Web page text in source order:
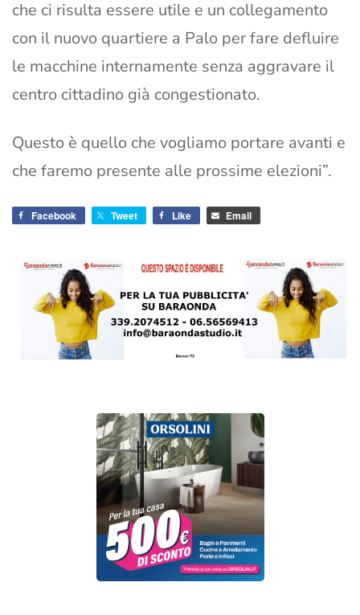
che ci risulta essere utile e un collegamento
con il nuovo quartiere a Palo per fare defluire
le macchine internamente senza aggravare il
centro cittadino già congestionato.
Questo è quello che vogliamo portare avanti e
che faremo presente alle prossime elezioni”.
Facebook Tweet Like Email